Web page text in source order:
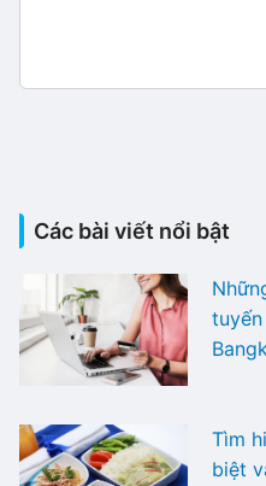
Các bài viết nổi bật
Tìm
biệt